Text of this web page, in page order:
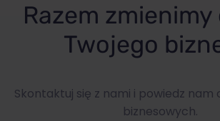
Razem zmienimy
Twojego
Skontaktuj się z nami i powiedz nam
biznesowych.